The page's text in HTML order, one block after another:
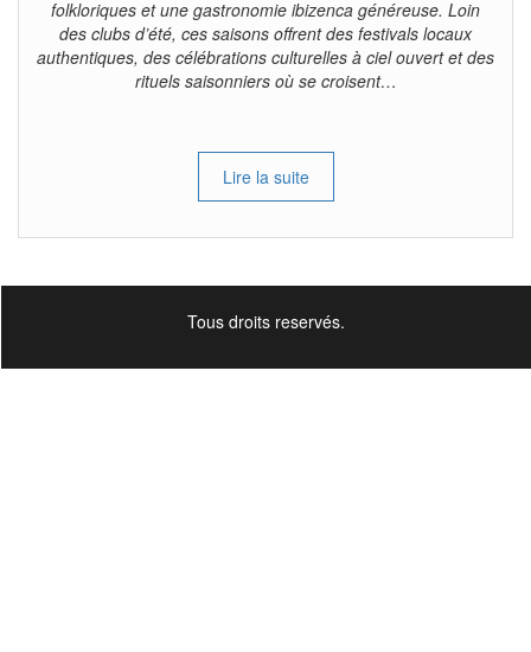
folkloriques et une gastronomie ibizenca généreuse. Loin
des clubs d’été, ces saisons offrent des festivals locaux
authentiques, des célébrations culturelles à ciel ouvert et des
rituels saisonniers où se croisent…
Lire la suite
Tous droits reservés.